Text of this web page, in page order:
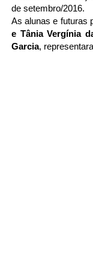
de setembro/2016.
As alunas e futuras
e Tânia Vergínia
Garcia,